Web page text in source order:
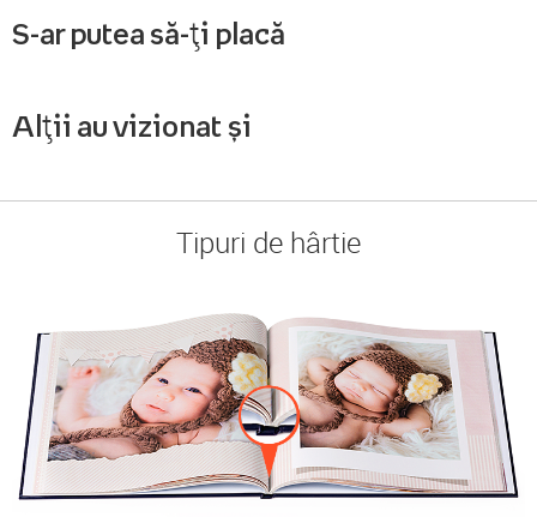
S-ar putea să-ți placă
Alții au vizionat și
Tipuri de hârtie